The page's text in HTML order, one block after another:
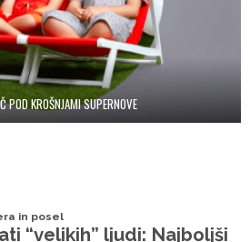
POD KROŠNJAMI SUPERNOVE